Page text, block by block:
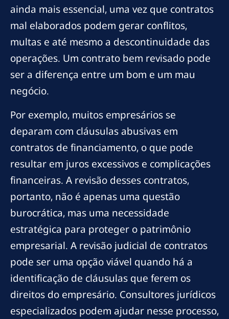
ainda mais essencial, uma vez que contratos
mal elaborados podem gerar conflitos,
multas e até mesmo a descontinuidade das
operações. Um contrato bem revisado pode
ser a diferença entre um bom e um mau
negócio.
Por exemplo, muitos empresários se
deparam com cláusulas abusivas em
contratos de financiamento, o que pode
resultar em juros excessivos e complicações
financeiras. A revisão desses contratos,
portanto, não é apenas uma questão
burocrática, mas uma necessidade
estratégica para proteger o patrimônio
empresarial. A revisão judicial de contratos
pode ser uma opção viável quando há a
identificação de cláusulas que ferem os
direitos do empresário. Consultores jurídicos
especializados podem ajudar nesse processo,